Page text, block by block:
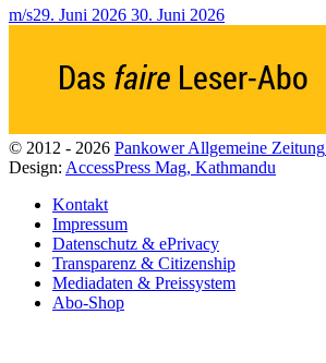
m/s29. Juni 2026 30. Juni 2026
© 2012 - 2026 Pankower Allgemeine Zeitung
Design: AccessPress Mag, Kathmandu
Kontakt
Impressum
Datenschutz & ePrivacy
Transparenz & Citizenship
Mediadaten & Preissystem
Abo-Shop